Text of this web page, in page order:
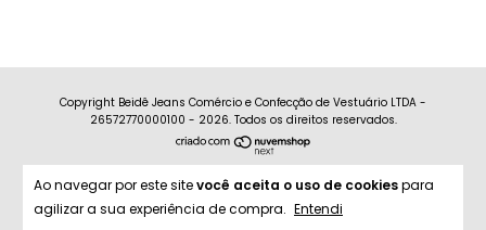
Ao navegar por este sitevocê aceita o uso de cookiespara
agilizar a sua experiência de compra. Entendi
Copyright Beidê Jeans Comércio e Confecção de Vestuário LTDA -
26572770000100 - 2026. Todos os direitos reservados.